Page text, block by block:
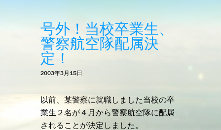
号外！当校卒業生、
警察航空隊配属決
定！
2003年3月15日
以前、某警察に就職しました当校の卒
業生２名が４月から警察航空隊に配属
されることが決定しました。